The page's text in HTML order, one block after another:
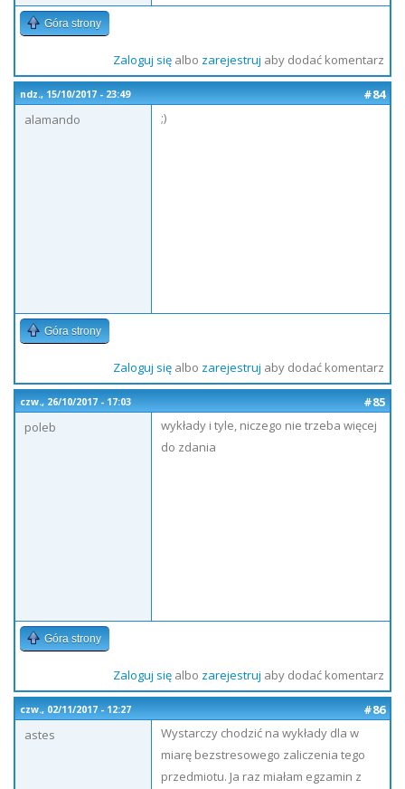
Góra strony
Zaloguj sięalbo zarejestruj aby dodać komentarz
ndz., 15/10/2017 - 23:49
#84
alamando
;)
Góra strony
Zaloguj sięalbo zarejestruj aby dodać komentarz
czw., 26/10/2017 - 17:03
#85
poleb
wykłady i tyle, niczego nie trzeba więcej
do zdania
Góra strony
Zaloguj sięalbo zarejestruj aby dodać komentarz
czw., 02/11/2017 - 12:27
#86
astes
Wystarczy chodzić na wykłady dla w
miarę bezstresowego zaliczenia tego
przedmiotu. Ja raz miałam egzamin z